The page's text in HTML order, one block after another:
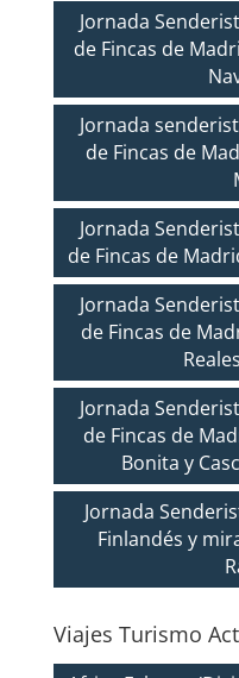
Jornada
de Fincas de
Jornada
de Fincas de
Jornada
de Fincas de
Jornada
de Fincas de
Jornada
de Fincas de
Bonita y
Jornada
Finlandés y
Viajes Turismo